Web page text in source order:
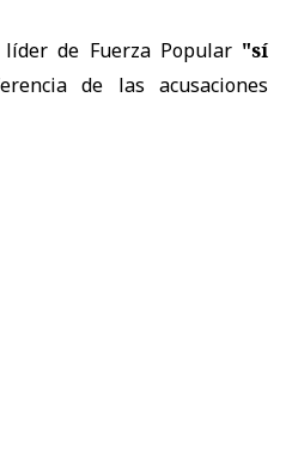
de Fuerza Popular "sí
de las acusaciones